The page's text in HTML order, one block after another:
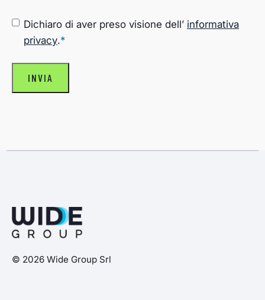
CONSENSO*
Dichiaro di aver preso visione dell’ informativa
privacy.*
© 2026 Wide Group Srl